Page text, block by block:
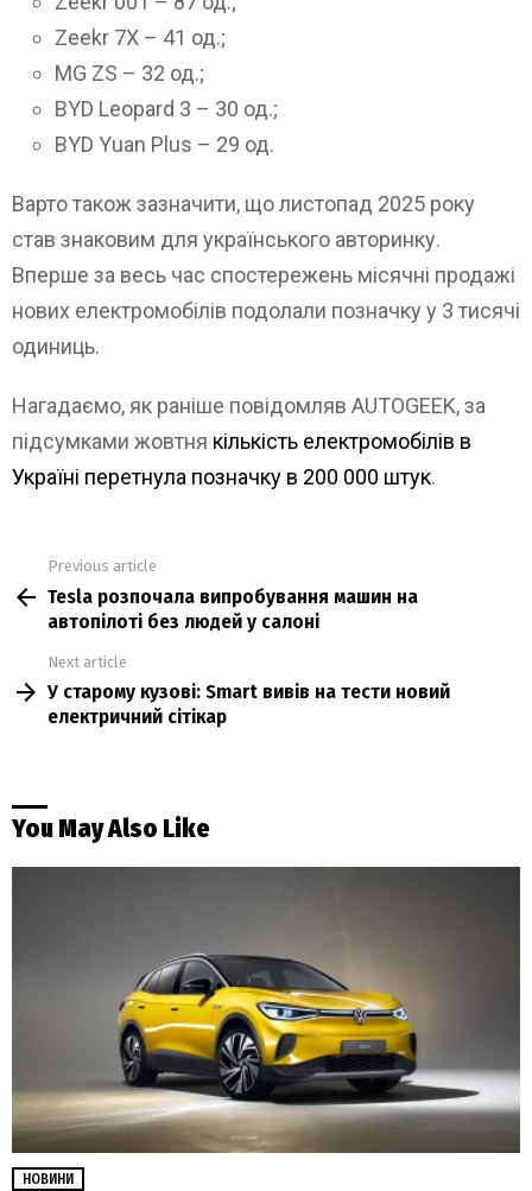
Zeekr 7X – 41 од.;
MG ZS – 32 од.;
BYD Leopard 3 – 30 од.;
BYD Yuan Plus – 29 од.
Варто також зазначити, що листопад 2025 року
став знаковим для українського авторинку.
Вперше за весь час спостережень місячні продажі
нових електромобілів подолали позначку у 3 тисячі
одиниць.
Нагадаємо, як раніше повідомляв AUTOGEEK, за
підсумками жовтня кількість електромобілів в
Україні перетнула позначку в 200 000 штук.
more
Previous article
Tesla розпочала випробування машин на
автопілоті без людей у салоні
Next article
У старому кузові: Smart вивів на тести новий
електричний сітікар
You May Also Like
НОВИНИ